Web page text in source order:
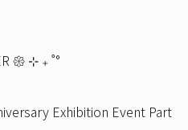
𑁍 ⊹ ₊ ˚°
Exhibition Event Part